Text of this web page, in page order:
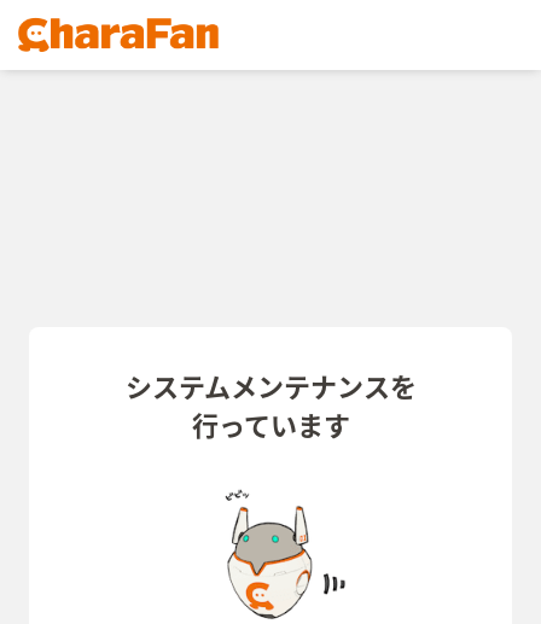
システムメンテナンスを
行っています